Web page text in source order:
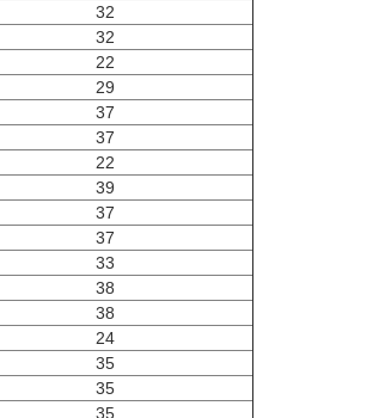
32
32
22
29
37
37
22
39
37
37
33
38
38
24
35
35
35